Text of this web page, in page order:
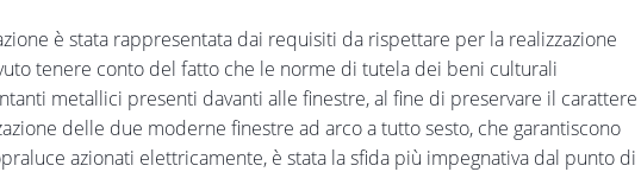
è stata rappresentata dai requisiti da rispettare per la realizzazione
tenere conto del fatto che le norme di tutela dei beni culturali
metallici presenti davanti alle finestre, al fine di preservare il carattere
delle due moderne finestre ad arco a tutto sesto, che garantiscono
azionati elettricamente, è stata la sfida più impegnativa dal punto di